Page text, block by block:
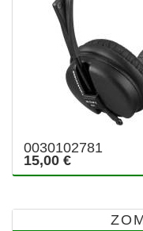
0030102781
15,00 €